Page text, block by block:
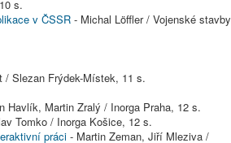
s.
v ČSSR - Michal Löffler / Vojenské stavby
/ Slezan Frýdek-Místek, 11 s.
Havlík, Martin Zralý / Inorga Praha, 12 s.
Tomko / Inorga Košice, 12 s.
práci - Martin Zeman, Jiří Mleziva /